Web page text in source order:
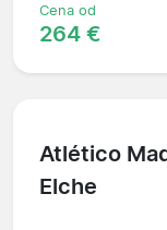
Cena od
264 €
Atlético
Elche